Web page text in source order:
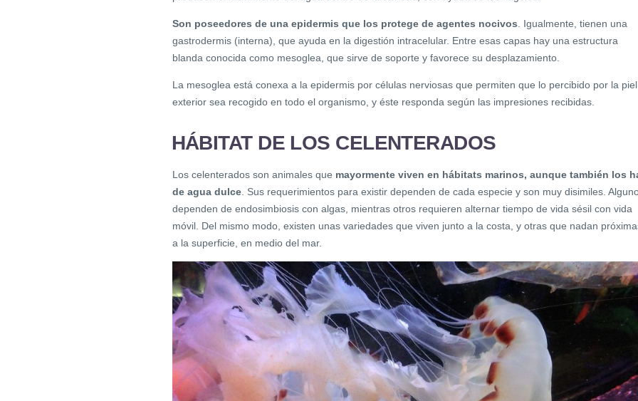
Son poseedores de una epidermis que los protege de agentes nocivos . Igualmente, tienen una
gastrodermis (interna), que ayuda en la digestión intracelular. Entre esas capas hay una estructura
blanda conocida como mesoglea, que sirve de soporte y favorece su desplazamiento.
La mesoglea está conexa a la epidermis por células nerviosas que permiten que lo percibido por la piel
exterior sea recogido en todo el organismo, y éste responda según las impresiones recibidas.
HÁBITAT DE LOS CELENTERADOS
Los celenterados son animales que mayormente viven en hábitats marinos, aunque también los
de agua dulce . Sus requerimientos para existir dependen de cada especie y son muy disimiles.
dependen de endosimbiosis con algas, mientras otros requieren alternar tiempo de vida sésil con vida
móvil. Del mismo modo, existen unas variedades que viven junto a la costa, y otras que nadan
a la superficie, en medio del mar.